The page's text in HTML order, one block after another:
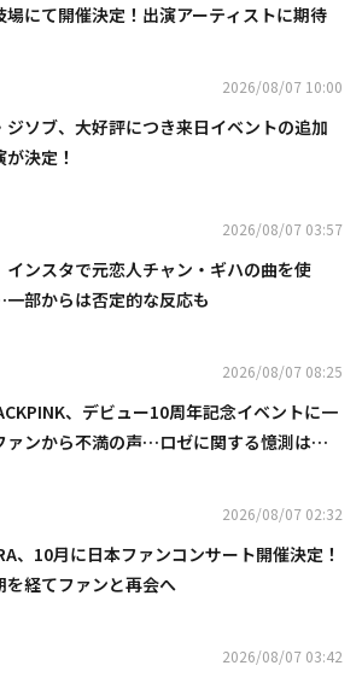
場にて開催決定！出演アーティストに期待
2026/08/07 10:00
ジソブ、大好評につき来日イベントの追加
が決定！
2026/08/07 03:57
インスタで元恋人チャン・ギハの曲を使
部からは否定的な反応も
2026/08/07 08:25
、デビュー10周年記念イベントに一
ァンから不満の声…ロゼに関する憶測は否
2026/08/07 02:32
、10月に日本ファンコンサート開催決定！
を経てファンと再会へ
2026/08/07 03:42